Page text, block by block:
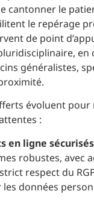
cantonner le
le repérage
de point
en
généralistes,
évoluent
:
en ligne
robustes, avec
respect du
données